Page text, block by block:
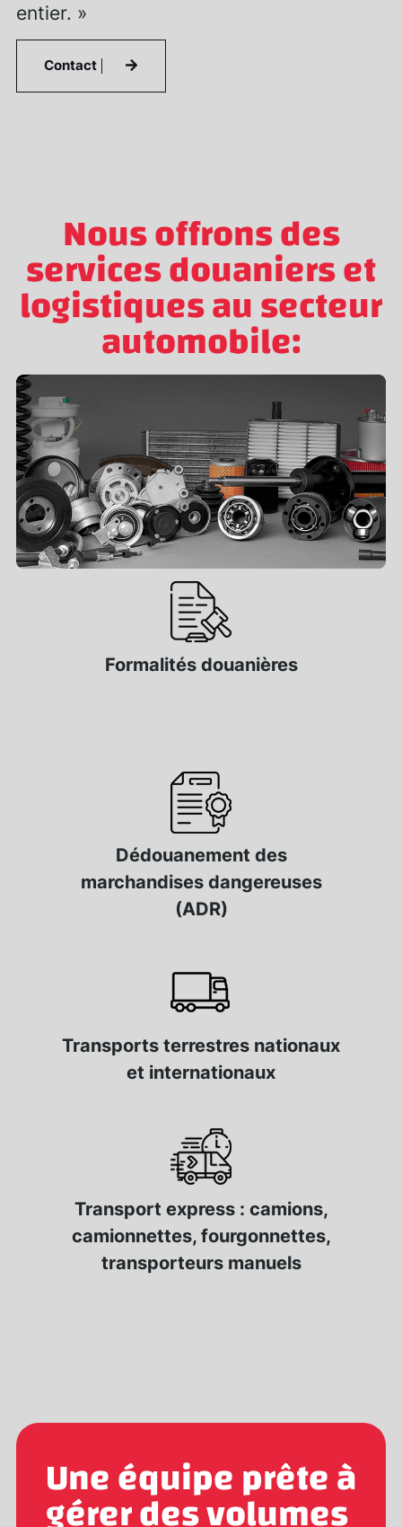
entier. »
Contact
Nous offrons des
services douaniers et
logistiques au secteur
automobile:
Formalités douanières
Dédouanement des
marchandises dangereuses
(ADR)
Transports terrestres nationaux
et internationaux
Transport express : camions,
camionnettes, fourgonnettes,
transporteurs manuels
Une équipe prête à